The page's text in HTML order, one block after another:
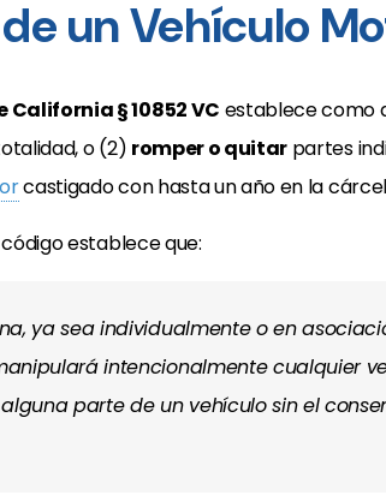
un Vehículo
§ 10852 VC establece como
o (2) romper o quitar partes
castigado con hasta un año en la
establece que:
ya sea individualmente o en
intencionalmente cualquier
parte de un vehículo sin el